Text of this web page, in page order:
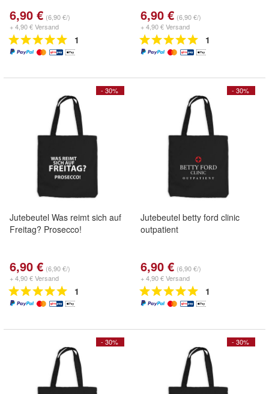
6,90 € (6,90 €/)
+ 4,90 € Versand
1
6,90 € (6,90 €/)
+ 4,90 € Versand
1
- 30%
Jutebeutel Was reimt sich auf
Freitag? Prosecco!
6,90 € (6,90 €/)
+ 4,90 € Versand
1
- 30%
Jutebeutel betty ford clinic
outpatient
6,90 € (6,90 €/)
+ 4,90 € Versand
1
- 30% - 30%